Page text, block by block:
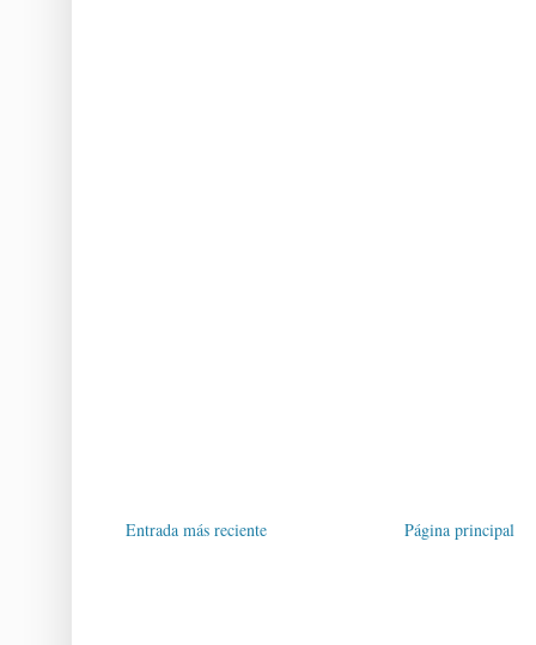
Entrada más reciente Página principal